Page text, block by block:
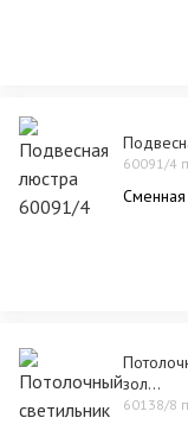
60091/4
зол...
60138/8